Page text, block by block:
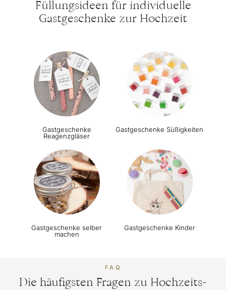
Füllungsideen für individuelle
Gastgeschenke zur Hochzeit
Gastgeschenke
Reagenzgläser
Gastgeschenke Süßigkeiten
Gastgeschenke selber
machen
Gastgeschenke Kinder
FAQ
Die häufigsten Fragen zu Hochzeits-